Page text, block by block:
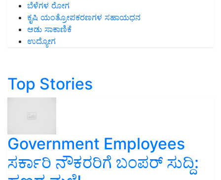
ಬೆಳೆಗಳ ರೋಗ
ಕೃಷಿ ಯಂತ್ರೋಪಕರಣಗಳ ಸಹಾಯಧನ
ಆಡು ಸಾಕಾಣಿಕೆ
ಉದ್ಯೋಗ
Top Stories
Government Employees
ಸರ್ಕಾರಿ ನೌಕರರಿಗೆ ಬಂಪರ್‌ ಸುದ್ದಿ: